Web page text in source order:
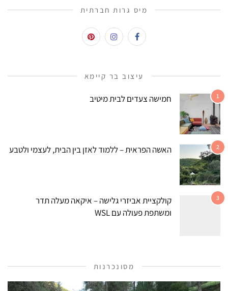
מיס גרות חברתית
עיצוב בר קיימא
1 חמישה צעדים לבית מיטיב
2 האשה הפראית – ללמוד לאזן בין הבית, לעצמי ולטבע
3
קולקציית אביזרי גלישה – איקאה מעלה תדר
ומשתפת פעולה עם WSL
מסונכרנות